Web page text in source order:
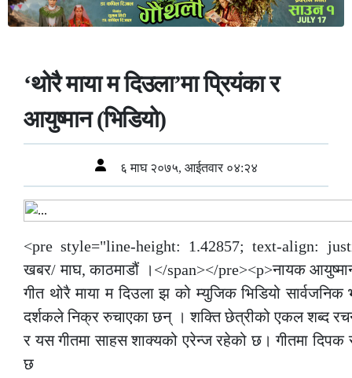
‘थोरै माया म दिउला’मा प्रियंका र
आयुष्मान (भिडियो)
६ माघ २०७५, आईतवार ०४:२४
<pre style="line-height: 1.42857; text-align:
खबर/ माघ, काठमाडौं ।</span></pre><p>नायक
गीत थोरै माया म दिउला झ को म्युजिक भिडियो
दर्शकले निक्र रुचाएका छन् । शक्ति छेत्रीको एकल शब्द
र यस गीतमा साहस शाक्यको एरेन्ज रहेको छ। गीतमा दिपक
छ